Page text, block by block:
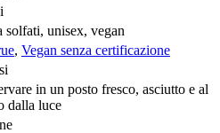
solfati, unisex, vegan
, Vegan senza certificazione
in un posto fresco, asciutto e al
dalla luce